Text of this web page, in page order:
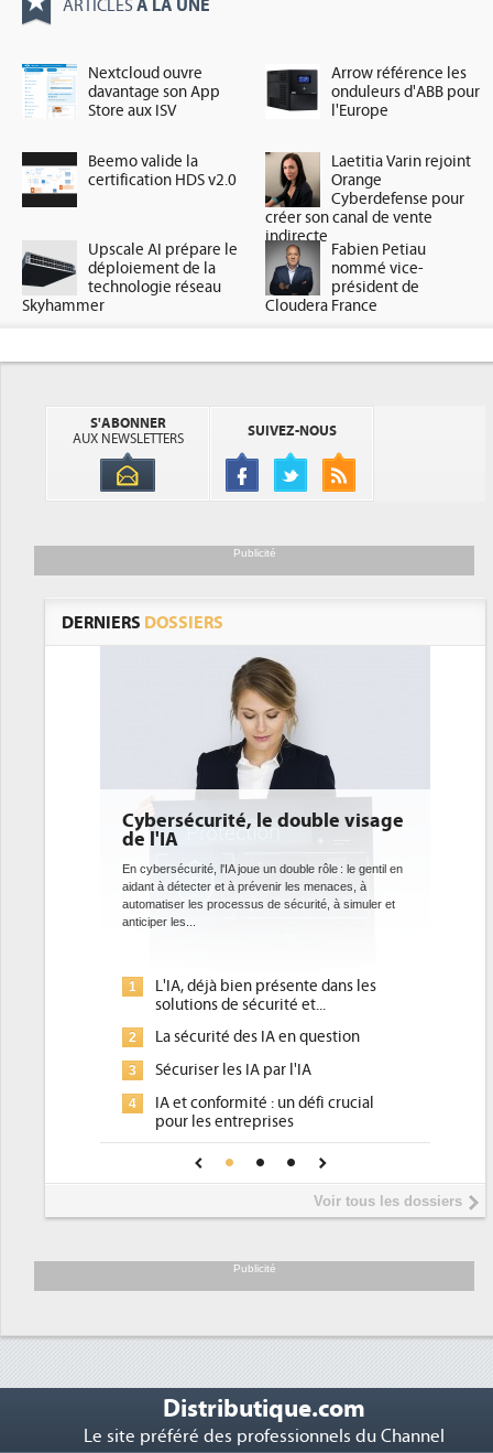
ARTICLES À LA UNE
Nextcloud ouvre
davantage son App
Store aux ISV
Arrow référence les
onduleurs d'ABB pour
l'Europe
Beemo valide la
certification HDS v2.0
Laetitia Varin rejoint
Orange
Cyberdefense pour
créer son canal de vente
indirecte
Upscale AI prépare le
déploiement de la
technologie réseau
Skyhammer
Fabien Petiau
nommé vice-
président de
Cloudera France
S'ABONNER
AUX NEWSLETTERS
SUIVEZ-NOUS
Publicité
DERNIERS DOSSIERS
le double visage
l'IA joue un double rôle : le gentil en
et à prévenir les menaces, à
processus de sécurité, à simuler et
bien présente dans les
des IA en question
: un défi crucial
DEE: l'efficacité
bientôt une obligation
datacenters
Des datacenters plus durables et plus
ce que recherchent les pouvoirs publics
1
Qu'est-ce que la DEE
d'efficacité énergétique) ?
2
DEE, une pression
place pour répondre à...
Phocea DC dans les cordes
DEE
Interview de Fabrice
président de Digital Realty...
soutient les...
Voir tous les dossiers
Publicité
Distributique.com
Le site préféré des professionnels du Channel